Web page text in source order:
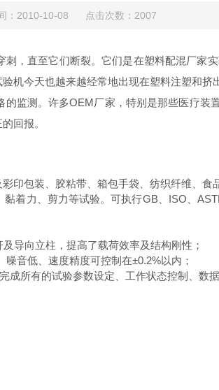
：2010-10-08 点击次数：2007
，直至它们断裂。它们是在塑料配混厂家
机今天也越来越经常地出现在塑料注塑和
监测。许多OEM厂家，特别是那些医疗装
回报。
印包装、胶粘带、箱包手袋、纺织纤维、
着力、剪力等试验。可执行GB、ISO、
导向立柱，提高了载荷效率及结构刚性；
音低、速度精度可控制在±0.2%以内；
所有的试验参数设定、工作状态控制、数